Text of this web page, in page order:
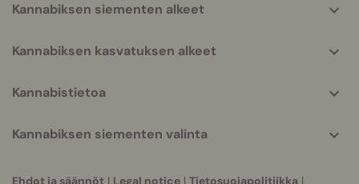
Kannabiksen siementen alkeet
Kannabiksen kasvatuksen alkeet
Kannabistietoa
Kannabiksen siementen valinta
Ehdot ja säännöt | Legal notice | Tietosuojapolitiikka |